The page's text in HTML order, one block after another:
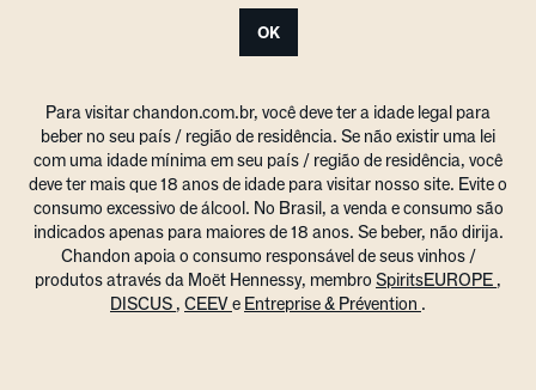
OK
Para visitar chandon.com.br, você deve ter a idade legal para
beber no seu país / região de residência. Se não existir uma lei
com uma idade mínima em seu país / região de residência, você
deve ter mais que 18 anos de idade para visitar nosso site. Evite o
consumo excessivo de álcool. No Brasil, a venda e consumo são
indicados apenas para maiores de 18 anos. Se beber, não dirija.
Chandon apoia o consumo responsável de seus vinhos /
produtos através da Moët Hennessy, membro SpiritsEUROPE ,
DISCUS , CEEVe Entreprise & Prévention .